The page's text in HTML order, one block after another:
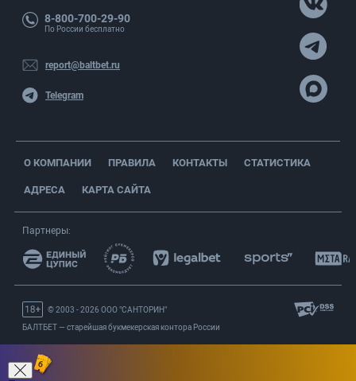
8-800-700-29-90
По России бесплатно
report@baltbet.ru
Telegram
О КОМПАНИИ ПРАВИЛА КОНТАКТЫ СТАТИСТИКА
АДРЕСА КАРТА САЙТА
Партнеры:
© 2003 - 2026 OOO "САНТОРИН"
БАЛТБЕТ — старейшая букмекерская контора России